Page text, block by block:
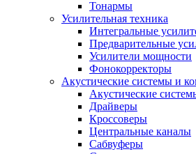
Тонармы
Усилительная техника
Интегральные
Предварительные
Усилители мощности
Фонокорректоры
Акустические системы и
Акустические
Драйверы
Кроссоверы
Центральные каналы
Сабвуферы